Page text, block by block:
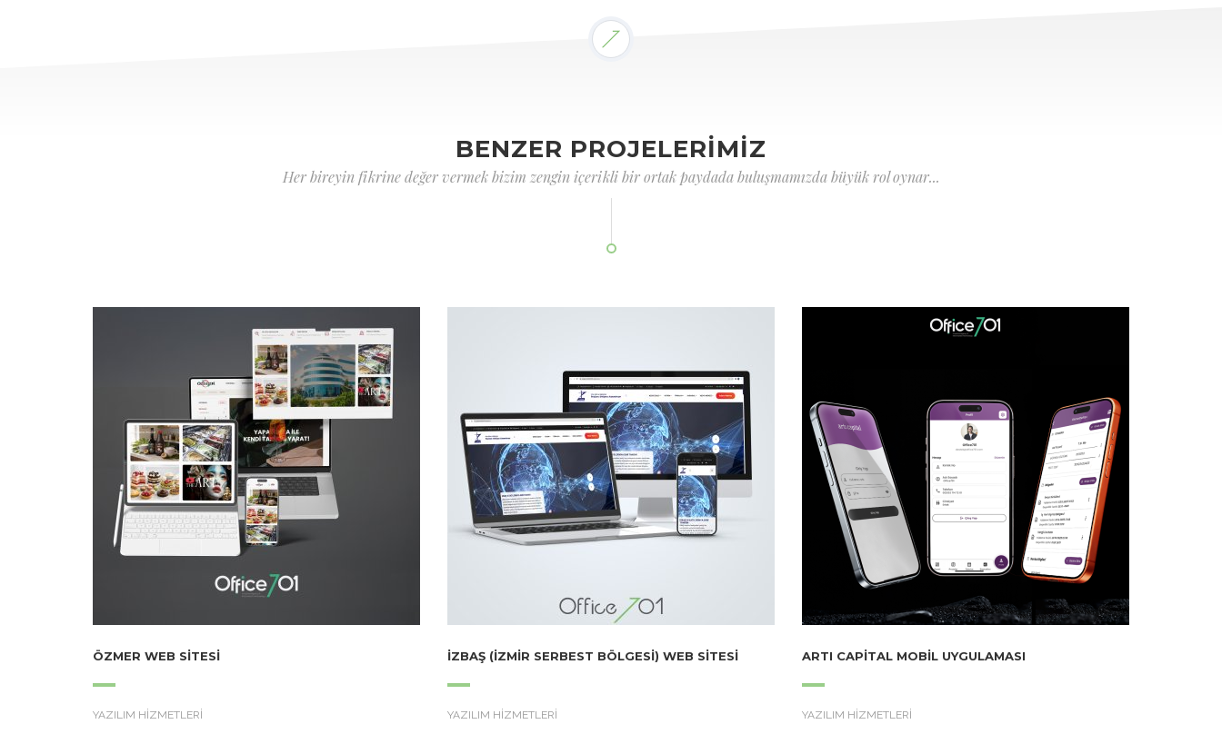
BENZER PROJELERİMİZ
Her bireyin fikrine değer vermek bizim zengin içerikli bir ortak paydada buluşmamızda büyük rol oynar...
ÖZMER WEB SITESI
YAZILIM HİZMETLERİ
İZBAŞ (İZMIR SERBEST BÖLGESI) WEB SITESI
YAZILIM HİZMETLERİ
ARTI CAPITAL MOBIL UYGULAMASI
YAZILIM HİZMETLERİ